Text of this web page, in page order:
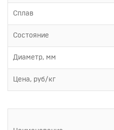
Сплав
Состояние
Диаметр, мм
Цена, руб/кг